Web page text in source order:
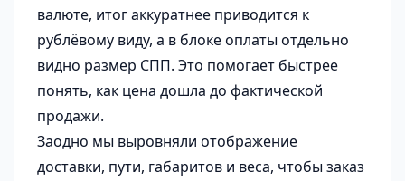
валюте, итог аккуратнее приводится к
рублёвому виду, а в блоке оплаты отдельно
видно размер СПП. Это помогает быстрее
понять, как цена дошла до фактической
продажи.
Заодно мы выровняли отображение
доставки, пути, габаритов и веса, чтобы заказ